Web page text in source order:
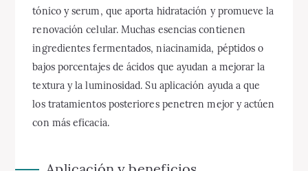
tónico y serum, que aporta hidratación y promueve la
renovación celular. Muchas esencias contienen
ingredientes fermentados, niacinamida, péptidos o
bajos porcentajes de ácidos que ayudan a mejorar la
textura y la luminosidad. Su aplicación ayuda a que
los tratamientos posteriores penetren mejor y actúen
con más eficacia.